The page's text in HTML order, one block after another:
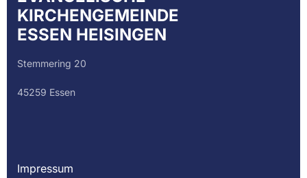
KIRCHENGEMEINDE
ESSEN HEISINGEN
Stemmering 20
45259 Essen
Impressum